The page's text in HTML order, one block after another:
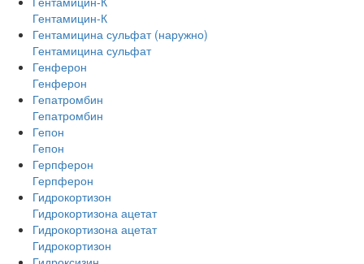
Гентамицин-К
Гентамицина сульфат (наружно)
Гентамицина сульфат
Генферон
Генферон
Гепатромбин
Гепатромбин
Гепон
Гепон
Герпферон
Герпферон
Гидрокортизон
Гидрокортизона ацетат
Гидрокортизона ацетат
Гидрокортизон